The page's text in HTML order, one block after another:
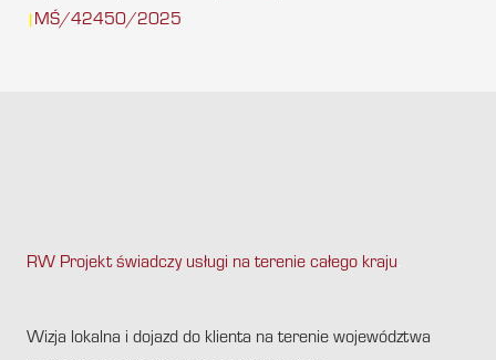
MŚ/42450/2025
RW Projekt świadczy usługi na terenie całego kraju
Wizja lokalna i dojazd do klienta na terenie województwa